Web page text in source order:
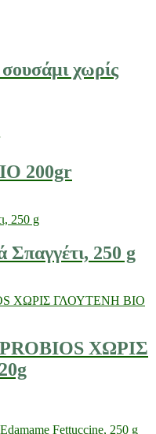
χωρίς
200gr
Σπαγγέτι, 250 g
ΧΩΡΙΣ